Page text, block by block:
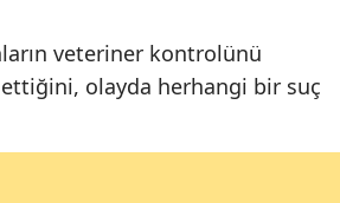
Samsun
Siirt
veteriner kontrolünü
ettiğini, olayda herhangi bir suç